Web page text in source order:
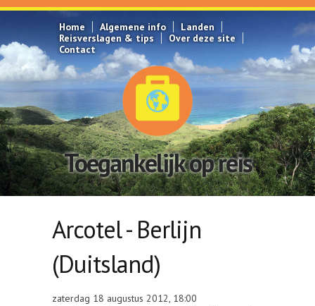
Overslaan en naar de inhoud gaan
Home
Algemene info
Landen
Reisverslagen & tips
Over deze site
Contact
Toegankelijk op reis
Arcotel - Berlijn
(Duitsland)
zaterdag 18 augustus 2012, 18:00